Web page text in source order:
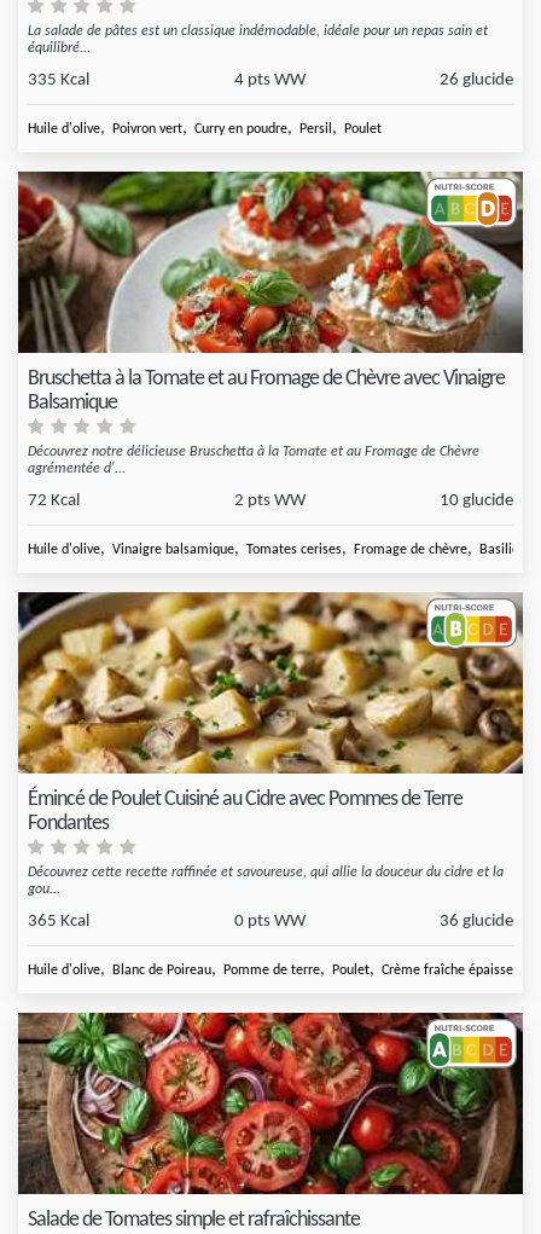
La salade de pâtes est un classique indémodable, idéale pour un repas sain et
équilibré...
335 Kcal 4 pts WW 26 glucide
Huile d'olive, Poivron vert, Curry en poudre, Persil , Poulet
Bruschetta à la Tomate et au Fromage de Chèvre avec Vinaigre
Balsamique
Découvrez notre délicieuse Bruschetta à la Tomate et au Fromage de Chèvre
agrémentée d'...
72 Kcal 2 pts WW 10 glucide
Huile d'olive, Vinaigre balsamique, Tomates cerises, Fromage de chèvre, Basilic
Émincé de Poulet Cuisiné au Cidre avec Pommes de Terre
Fondantes
Découvrez cette recette raffinée et savoureuse, qui allie la douceur du cidre et la
gou...
365 Kcal 0 pts WW 36 glucide
Huile d'olive, Blanc de Poireau, Pomme de terre, Poulet, Crème fraîche épaisse
Salade de Tomates simple et rafraîchissante